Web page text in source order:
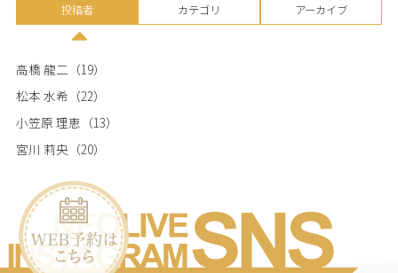
投稿者 カテゴリ アーカイブ
高橋 龍二 （19）
松本 水希 （22）
小笠原 理恵 （13）
宮川 莉央（20）